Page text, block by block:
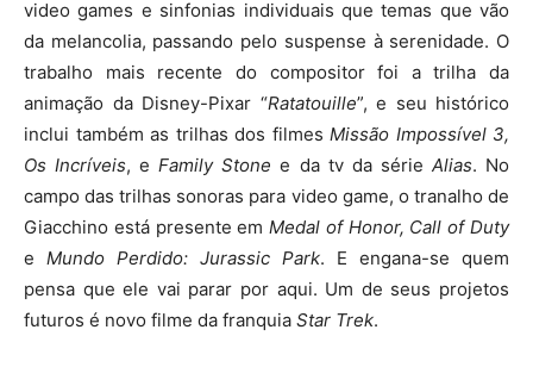
video games e sinfonias individuais que temas que vão
da melancolia, passando pelo suspense à serenidade. O
trabalho mais recente do compositor foi a trilha da
animação da Disney-Pixar “Ratatouille”, e seu histórico
inclui também as trilhas dos filmes Missão Impossível 3,
Os Incríveis, eFamily Stone e da tv da série Alias. No
campo das trilhas sonoras para video game, o tranalho de
Giacchino está presente emMedal of Honor, Call of Duty
e Mundo Perdido: Jurassic Park. E engana-se quem
pensa que ele vai parar por aqui. Um de seus projetos
futuros é novo filme da franquia Star Trek.